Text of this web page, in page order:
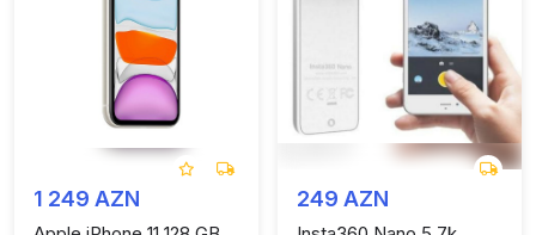
1 249 AZN 249 AZN